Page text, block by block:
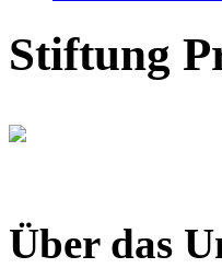
Stiftung
Über das